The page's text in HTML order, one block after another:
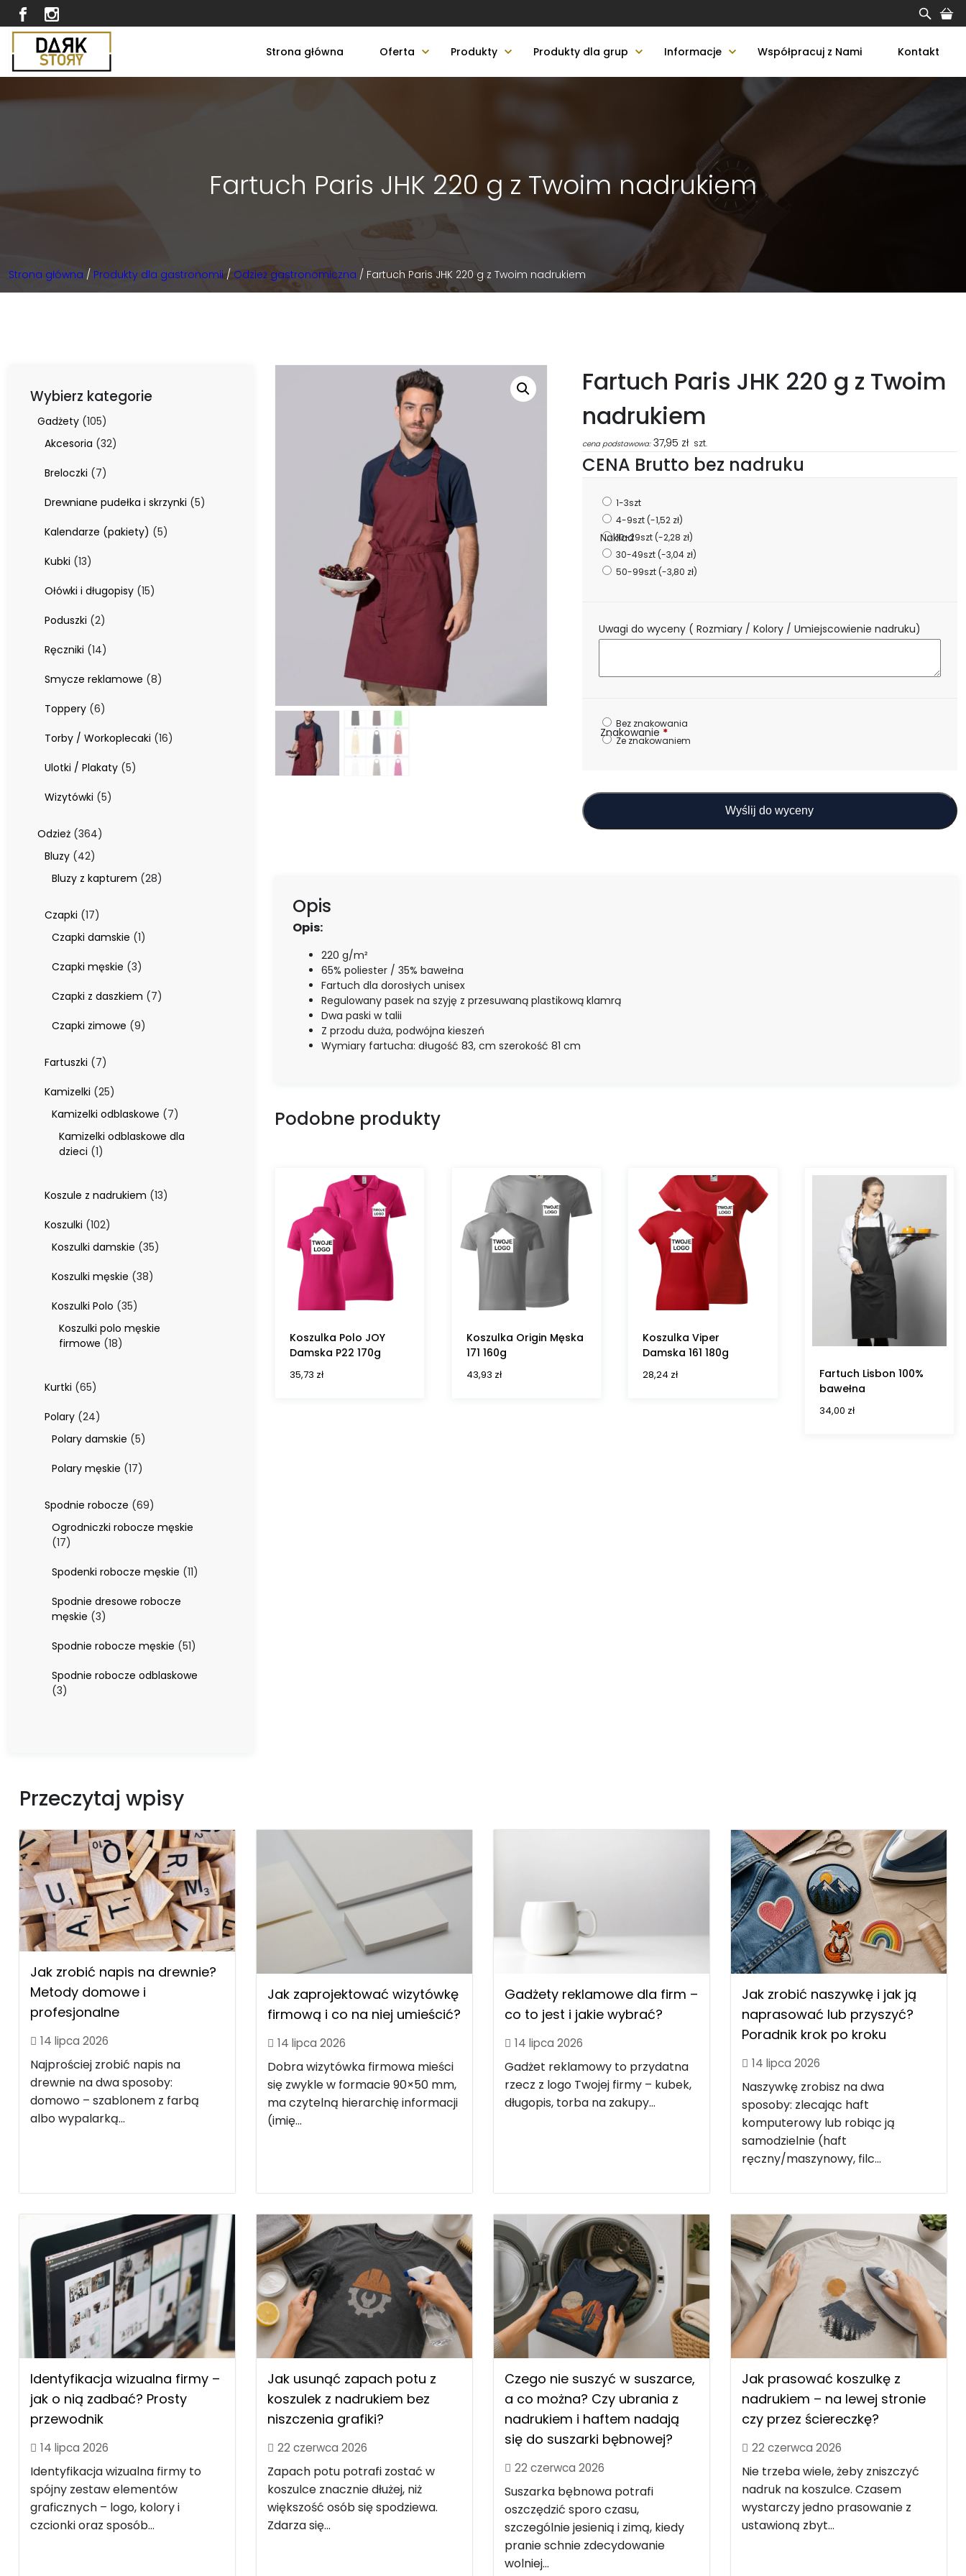
Strona główna Oferta Produkty Produkty dla grup Informacje Współpracuj z Nami Kontakt
Fartuch Paris JHK 220 g z Twoim nadrukiem
Strona główna / Produkty dla gastronomii / Odzież gastronomiczna / Fartuch Paris JHK 220 g z Twoim nadrukiem
Wybierz kategorie
Gadżety 105105
produktów
Akcesoria 3232
Breloczki
77
Drewniane pudełka i skrzynki 55
Kalendarze (pakiety)
55
Kubki 1313
Ołówki i długopisy 1515
Poduszki 22
Ręczniki 1414
Smycze reklamowe 88
Toppery 66
Torby / Workoplecaki 1616
Ulotki / Plakaty 55
Wizytówki 55
Odzież 364364
Bluzy 4242
Bluzy z kapturem 2828
Czapki 1717
produktów
Czapki damskie 11
Czapki męskie 33
Czapki z daszkiem
77
Czapki zimowe 99
Fartuszki
77
Kamizelki 2525
produktów
Kamizelki odblaskowe 77
produktów
Kamizelki odblaskowe dla
dzieci 11
Koszule z nadrukiem 1313
Koszulki 102102
produkty
Koszulki damskie 3535
Koszulki męskie 3838
Koszulki Polo 3535
produktów
Koszulki polo męskie
firmowe 1818
Kurtki 6565
Polary 2424
produkty
Polary damskie 55
Polary męskie 1717
Spodnie robocze 6969
produktów
Ogrodniczki robocze męskie
1717
Spodenki robocze męskie 1111
Spodnie dresowe robocze
męskie 33
Spodnie robocze męskie 5151
Spodnie robocze odblaskowe
33
Fartuch Paris JHK 220 g z Twoim
nadrukiem
cena podstawowa: 37,95 zł szt.
CENA Brutto bez nadruku
Nakład
1-3szt
4-9szt(-1,52 zł)
10-29szt(-2,28 zł)
30-49szt(-3,04 zł)
50-99szt(-3,80 zł)
Uwagi do wyceny ( Rozmiary / Kolory / Umiejscowienie nadruku)
Znakowanie *
Bez znakowania
Ze znakowaniem
Wyślij do wyceny
Opis
Opis:
220 g/m²
65% poliester / 35% bawełna
Fartuch dla dorosłych unisex
Regulowany pasek na szyję z przesuwaną plastikową klamrą
Dwa paski w talii
Z przodu duża, podwójna kieszeń
Wymiary fartucha: długość 83, cm szerokość 81 cm
Podobne produkty
Koszulka Polo JOY
Damska P22 170g
35,73 zł
Koszulka Origin Męska
171 160g
43,93 zł
Koszulka Viper
Damska 161 180g
28,24 zł
Fartuch Lisbon 100%
bawełna
34,00 zł
Przeczytaj wpisy
Jak zrobić napis na drewnie?
Metody domowe i
profesjonalne
14 lipca 2026
Najprościej zrobić napis na
drewnie na dwa sposoby:
domowo – szablonem z farbą
albo wypalarką...
Jak zaprojektować wizytówkę
firmową i co na niej umieścić?
14 lipca 2026
Dobra wizytówka firmowa mieści
się zwykle w formacie 90×50 mm,
ma czytelną hierarchię informacji
(imię...
Gadżety reklamowe dla firm –
co to jest i jakie wybrać?
14 lipca 2026
Gadżet reklamowy to przydatna
rzecz z logo Twojej firmy – kubek,
długopis, torba na zakupy...
Jak zrobić naszywkę i jak ją
naprasować lub przyszyć?
Poradnik krok po kroku
14 lipca 2026
Naszywkę zrobisz na dwa
sposoby: zlecając haft
komputerowy lub robiąc ją
samodzielnie (haft
ręczny/maszynowy, filc...
Identyfikacja wizualna firmy –
jak o nią zadbać? Prosty
przewodnik
14 lipca 2026
Identyfikacja wizualna firmy to
spójny zestaw elementów
graficznych – logo, kolory i
czcionki oraz sposób...
Jak usunąć zapach potu z
koszulek z nadrukiem bez
niszczenia grafiki?
22 czerwca 2026
Zapach potu potrafi zostać w
koszulce znacznie dłużej, niż
większość osób się spodziewa.
Zdarza się...
Czego nie suszyć w suszarce,
a co można? Czy ubrania z
nadrukiem i haftem nadają
się do suszarki bębnowej?
22 czerwca 2026
Suszarka bębnowa potrafi
oszczędzić sporo czasu,
szczególnie jesienią i zimą, kiedy
pranie schnie zdecydowanie
wolniej...
Jak prasować koszulkę z
nadrukiem – na lewej stronie
czy przez ściereczkę?
22 czerwca 2026
Nie trzeba wiele, żeby zniszczyć
nadruk na koszulce. Czasem
wystarczy jedno prasowanie z
ustawioną zbyt...